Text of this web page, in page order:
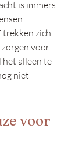
is immers
trekken zich
voor
het alleen te
niet
voor